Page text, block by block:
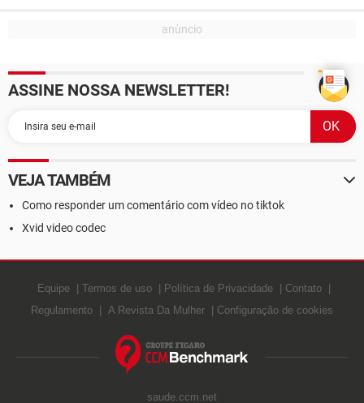
ASSINE NOSSA NEWSLETTER!
VEJA TAMBÉM
Como responder um comentário com vídeo no tiktok
Xvid video codec
Equipe Termos de uso Política de Privacidade
Contato
Regulamento
A Revista Da Mulher Configuração de cookies
saude.ccm.net